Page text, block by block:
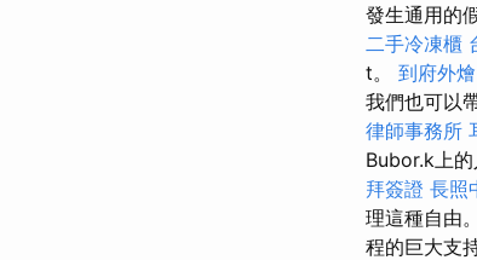
發生通用的
二手冷凍櫃
t。 到府外燴
我們也可以
律師事務所
Bubor.k上
拜簽證 長照
理這種自由。
程的巨大支